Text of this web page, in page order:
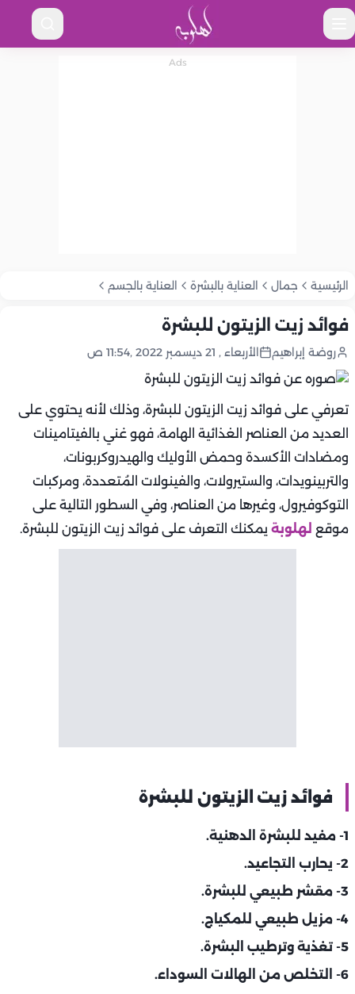
الرئيسية جمال العناية بالبشرة العناية بالجسم
فوائد زيت الزيتون للبشرة
روضة إبراهيم الأربعاء , 21 ديسمبر 2022 ,11:54 ص
تعرفي على فوائد زيت الزيتون للبشرة، وذلك لأنه يحتوي على
العديد من العناصر الغذائية الهامة، فهو غني بالفيتامينات
ومضادات الأكسدة وحمض الأوليك والهيدروكربونات،
والتربينويدات، والستيرولات، والفينولات المُتعددة، ومركبات
التوكوفيرول، وغيرها من العناصر، وفي السطور التالية على
موقع لهلوبة يمكنك التعرف على فوائد زيت الزيتون للبشرة.
فوائد زيت الزيتون للبشرة
1- مفيد للبشرة الدهنية.
2- يحارب التجاعيد.
3- مقشر طبيعي للبشرة.
4- مزيل طبيعي للمكياج.
5- تغذية وترطيب البشرة.
6- التخلص من الهالات السوداء.